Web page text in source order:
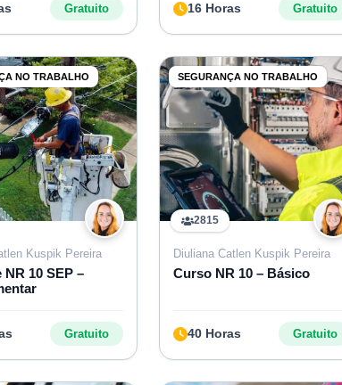
Gratuito 16 Horas Gratuito
NO TRABALHO
Kuspik Pereira
10 SEP –
Gratuito
SEGURANÇA NO TRABALHO
2815
Diuliana Catlen Kuspik Pereira
Curso NR 10 – Básico
40 Horas Gratuito